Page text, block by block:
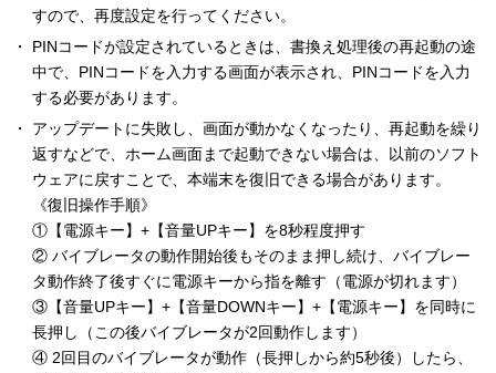
すので、再度設定を行ってください。
PINコードが設定されているときは、書換え処理後の再起動の途
中で、PINコードを入力する画面が表示され、PINコードを入力
する必要があります。
アップデートに失敗し、画面が動かなくなったり、再起動を繰り
返すなどで、ホーム画面まで起動できない場合は、以前のソフト
ウェアに戻すことで、本端末を復旧できる場合があります。
《復旧操作手順》
①【電源キー】+【音量UPキー】を8秒程度押す
② バイブレータの動作開始後もそのまま押し続け、バイブレー
タ動作終了後すぐに電源キーから指を離す（電源が切れます）
③【音量UPキー】+【音量DOWNキー】+【電源キー】を同時に
長押し（この後バイブレータが2回動作します）
④ 2回目のバイブレータが動作（長押しから約5秒後）したら、